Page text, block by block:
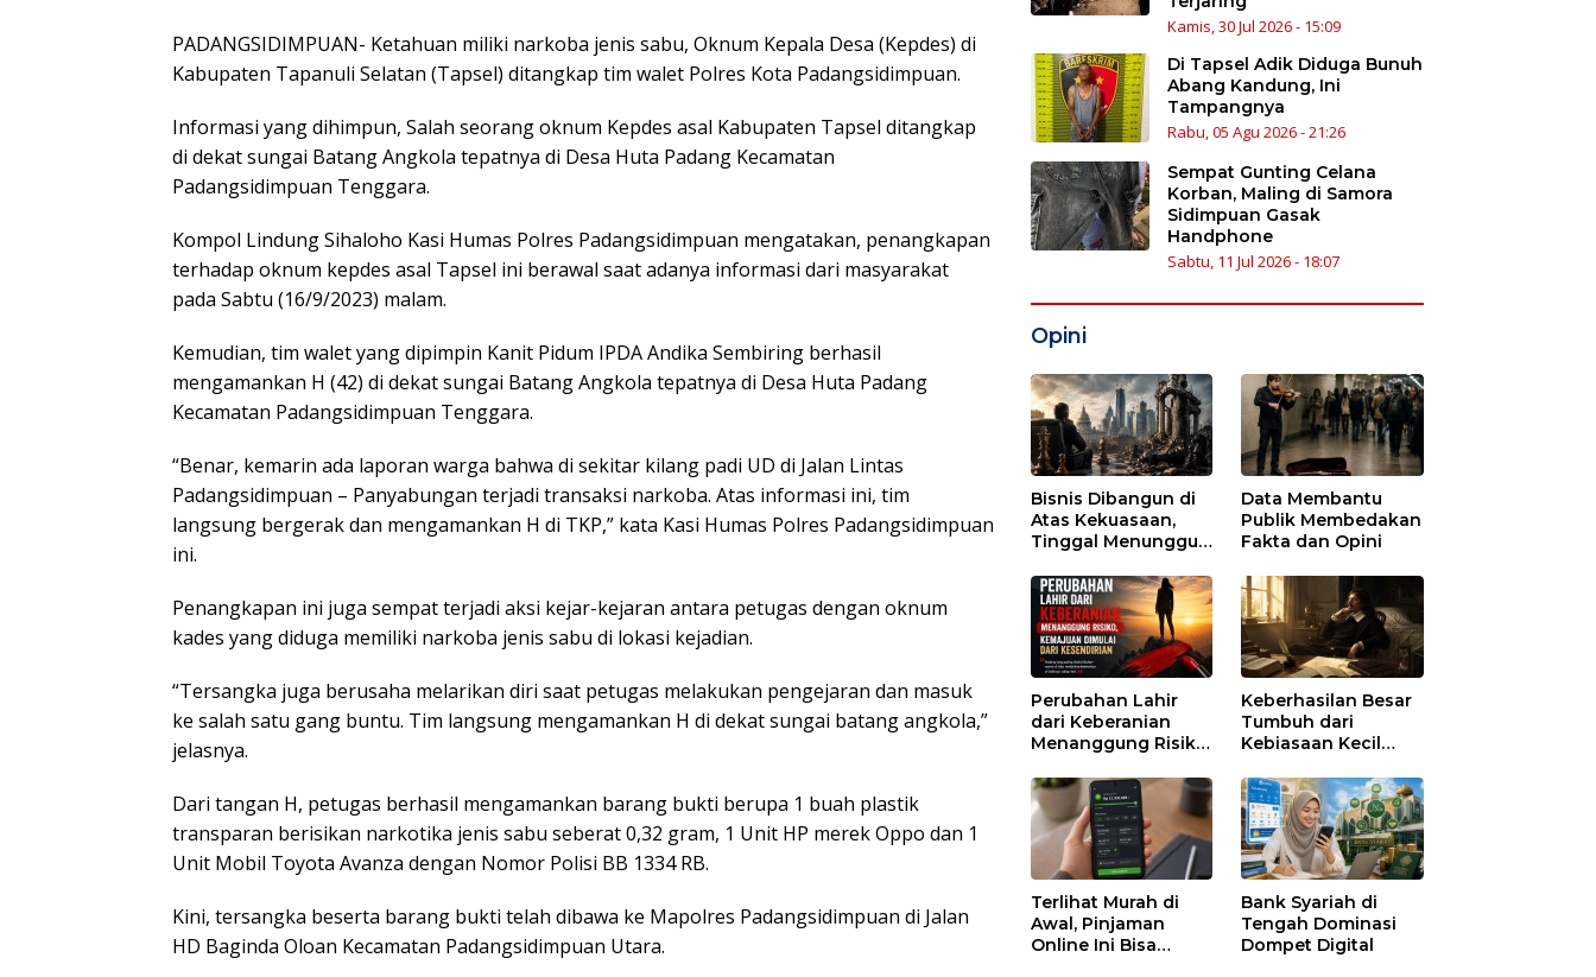
PADANGSIDIMPUAN- Ketahuan miliki narkoba jenis sabu, Oknum Kepala Desa (Kepdes) di
Kabupaten Tapanuli Selatan (Tapsel) ditangkap tim walet Polres Kota Padangsidimpuan.
Informasi yang dihimpun, Salah seorang oknum Kepdes asal Kabupaten Tapsel ditangkap
di dekat sungai Batang Angkola tepatnya di Desa Huta Padang Kecamatan
Padangsidimpuan Tenggara.
Kompol Lindung Sihaloho Kasi Humas Polres Padangsidimpuan mengatakan, penangkapan
terhadap oknum kepdes asal Tapsel ini berawal saat adanya informasi dari masyarakat
pada Sabtu (16/9/2023) malam.
Kemudian, tim walet yang dipimpin Kanit Pidum IPDA Andika Sembiring berhasil
mengamankan H (42) di dekat sungai Batang Angkola tepatnya di Desa Huta Padang
Kecamatan Padangsidimpuan Tenggara.
“Benar, kemarin ada laporan warga bahwa di sekitar kilang padi UD di Jalan Lintas
Padangsidimpuan – Panyabungan terjadi transaksi narkoba. Atas informasi ini, tim
langsung bergerak dan mengamankan H di TKP,” kata Kasi Humas Polres Padangsidimpuan
ini.
Penangkapan ini juga sempat terjadi aksi kejar-kejaran antara petugas dengan oknum
kades yang diduga memiliki narkoba jenis sabu di lokasi kejadian.
“Tersangka juga berusaha melarikan diri saat petugas melakukan pengejaran dan masuk
ke salah satu gang buntu. Tim langsung mengamankan H di dekat sungai batang angkola,”
jelasnya.
Dari tangan H, petugas berhasil mengamankan barang bukti berupa 1 buah plastik
transparan berisikan narkotika jenis sabu seberat 0,32 gram, 1 Unit HP merek Oppo dan 1
Unit Mobil Toyota Avanza dengan Nomor Polisi BB 1334 RB.
Kini, tersangka beserta barang bukti telah dibawa ke Mapolres Padangsidimpuan di Jalan
HD Baginda Oloan Kecamatan Padangsidimpuan Utara.
Kamis, 30 Jul 2026 - 15:09
Di Tapsel Adik Diduga Bunuh
Abang Kandung, Ini
Tampangnya
Rabu, 05 Agu 2026 - 21:26
Sempat Gunting Celana
Korban, Maling di Samora
Sidimpuan Gasak
Handphone
Sabtu, 11 Jul 2026 - 18:07
Opini
Bisnis Dibangun di
Atas Kekuasaan,
Tinggal Menunggu
Data Membantu
Publik Membedakan
Fakta dan Opini
Perubahan Lahir
dari Keberanian
Menanggung Risiko,
dari Kesendirian
Keberhasilan Besar
Tumbuh dari
Kebiasaan Kecil
dengan Sabar
Terlihat Murah di
Awal, Pinjaman
Online Ini Bisa
Bank Syariah di
Tengah Dominasi
Dompet Digital